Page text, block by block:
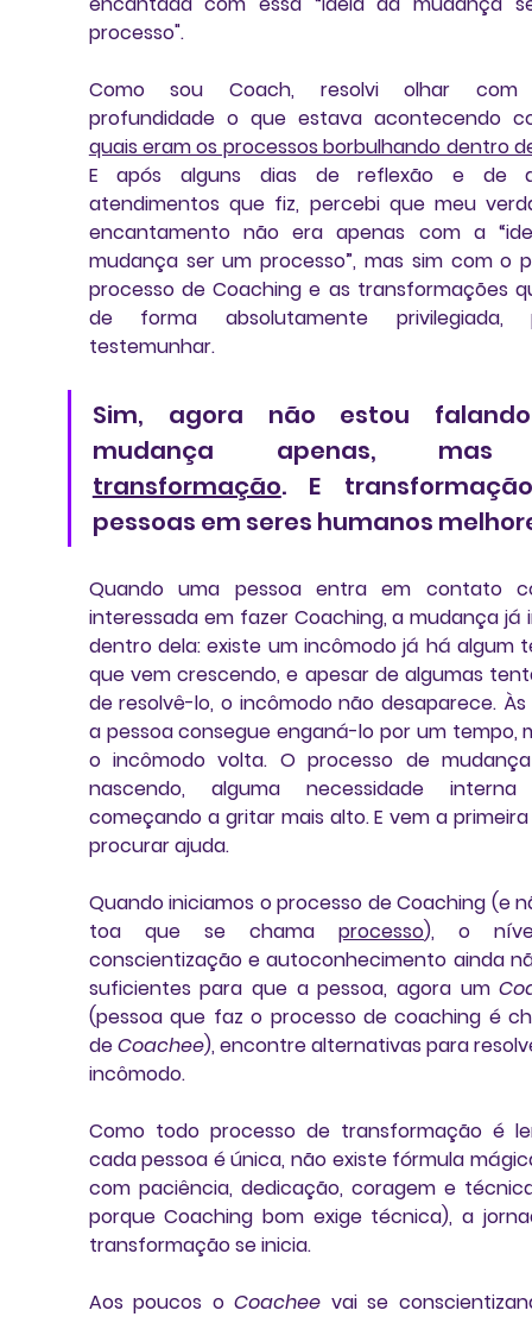
processo".
Como sou Coach, resolvi olhar com
quais eram os processos borbulhando dentro
E após alguns dias de reflexão e de
atendimentos que fiz, percebi que meu
encantamento não era apenas com a “
mudança ser um processo”, mas sim com o
processo de Coaching e as transformações
de forma absolutamente privilegiada,
testemunhar.
Sim, agora não estou
transformação. E
pessoas em seres humanos
Quando uma pessoa entra em contato
interessada em fazer Coaching, a mudança já
dentro dela: existe um incômodo já há algum
que vem crescendo, e apesar de algumas
de resolvê-lo, o incômodo não desaparece. Às
a pessoa consegue enganá-lo por um tempo,
o incômodo volta. O processo de
nascendo, alguma necessidade
começando a gritar mais alto. E vem a
procurar ajuda.
Quando iniciamos o processo de Coaching (e
toa que se chama processo), o
conscientização e autoconhecimento ainda
suficientes para que a pessoa, agora um
(pessoa que faz o processo de coaching é
de Coachee), encontre alternativas para
incômodo.
Como todo processo de transformação é
cada pessoa é única, não existe fórmula
com paciência, dedicação, coragem e
porque Coaching bom exige técnica), a
transformação se inicia.
Aos poucos o Coachee vai se